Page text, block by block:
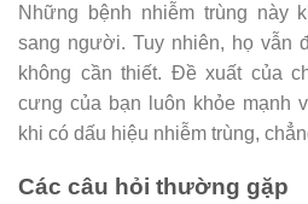
Những bệnh nhiễm trùng này
sang người. Tuy nhiên, họ vẫn
không cần thiết. Đề xuất của
cưng của bạn luôn khỏe mạnh
khi có dấu hiệu nhiễm trùng,
Các câu hỏi thường gặp